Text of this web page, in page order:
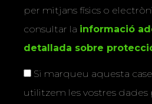
per mitjans físics o
consultar la informació
detallada sobre
Si marqueu aquesta
utilitzem les vostres dades